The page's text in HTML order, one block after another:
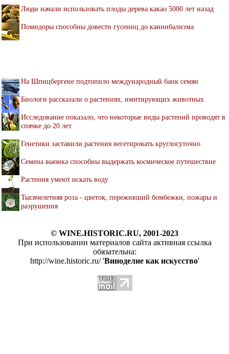
Люди начали использовать плоды дерева какао 5000 лет назад
Помидоры способны довести гусениц до каннибализма
На Шпицбергене подтопило международный банк семян
Биологи рассказали о растениях, имитирующих животных
Исследование показало, что некоторые виды растений проводят в
спячке до 20 лет
Генетики заставили растения вегетировать круглосуточно
Семена вьюнка способны выдержать космическое путешествие
Растения умеют искать воду
Тысячелетняя роза - цветок, переживший бомбежки, пожары и
разрушения
© WINE.HISTORIC.RU, 2001-2023
При использовании материалов сайта активная ссылка
обязательна:
http://wine.historic.ru/ 'Виноделие как искусство'